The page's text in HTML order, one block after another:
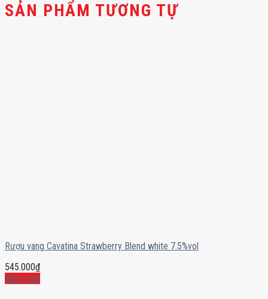
SẢN PHẨM TƯƠNG TỰ
Rượu vang Cavatina Strawberry Blend white 7.5%vol
545.000₫
Mua ngay